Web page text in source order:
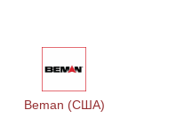
Beman (США)